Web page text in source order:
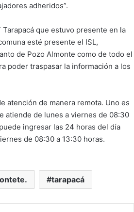
adheridos”.
que estuvo presente en la
esté presente el ISL,
de Pozo Almonte como de todo el
poder traspasar la información a los
atención de manera remota. Uno es
atiende de lunes a viernes de 08:30
ingresar las 24 horas del día
de 08:30 a 13:30 horas.
tarapacá